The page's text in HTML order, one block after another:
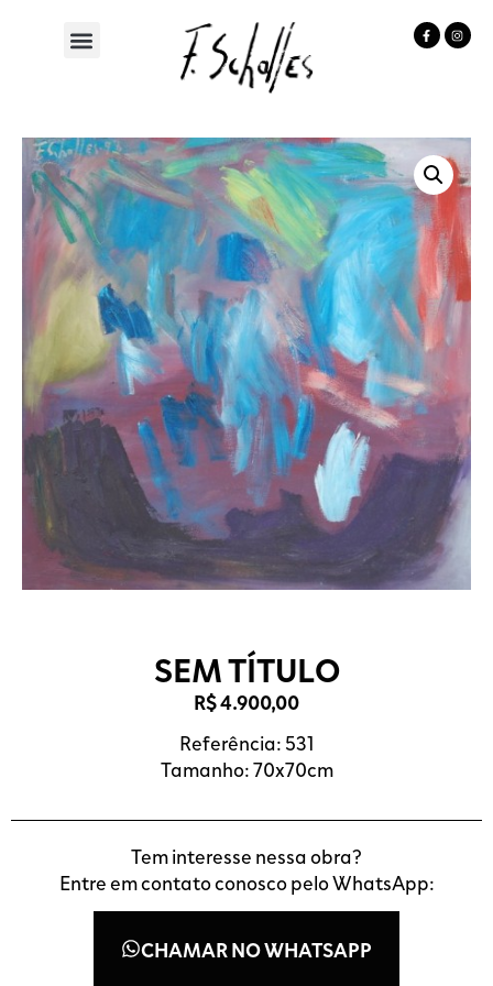
SEM TÍTULO
R$4.900,00
Referência: 531
Tamanho: 70x70cm
Tem interesse nessa obra?
Entre em contato conosco pelo WhatsApp:
CHAMAR NO WHATSAPP